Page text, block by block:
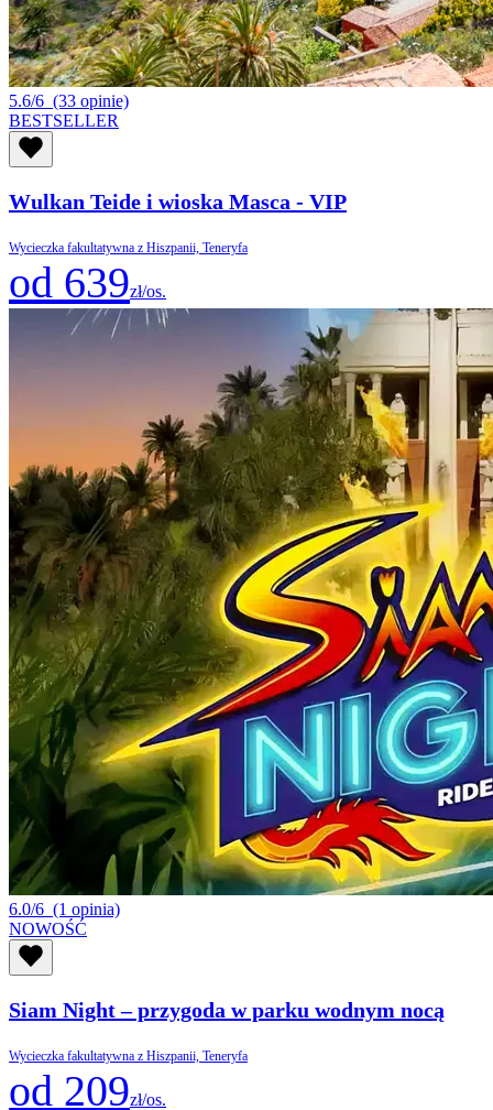
5.6/6 (33 opinie)
BESTSELLER
Wulkan Teide i wioska Masca - VIP
Wycieczka fakultatywna z Hiszpanii, Teneryfa
od 639zł/os.
6.0/6 (1 opinia)
NOWOŚĆ
Siam Night – przygoda w parku wodnym nocą
Wycieczka fakultatywna z Hiszpanii, Teneryfa
od 209zł/os.